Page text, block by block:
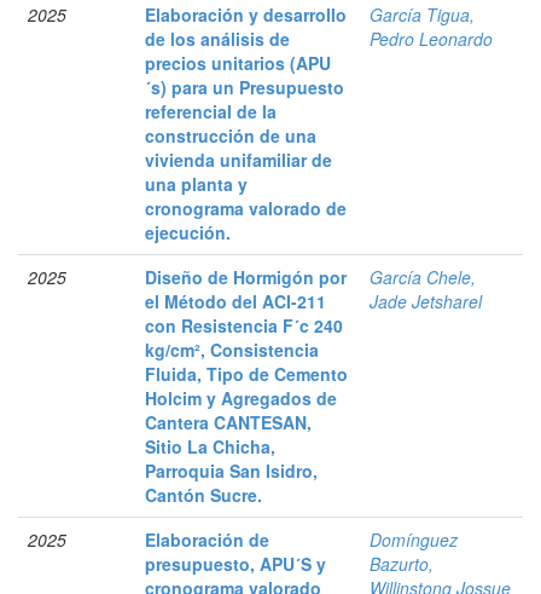
2025
Elaboración y desarrollo
de los análisis de
precios unitarios (APU
´s) para un Presupuesto
referencial de la
construcción de una
vivienda unifamiliar de
una planta y
cronograma valorado de
ejecución.
García Tigua,
Pedro Leonardo
2025
Diseño de Hormigón por
el Método del ACI-211
con Resistencia F´c 240
kg/cm², Consistencia
Fluida, Tipo de Cemento
Holcim y Agregados de
Cantera CANTESAN,
Sitio La Chicha,
Parroquia San Isidro,
Cantón Sucre.
García Chele,
Jade Jetsharel
2025
Elaboración de
presupuesto, APU´S y
cronograma valorado
Domínguez
Bazurto,
Willinstong Jossue